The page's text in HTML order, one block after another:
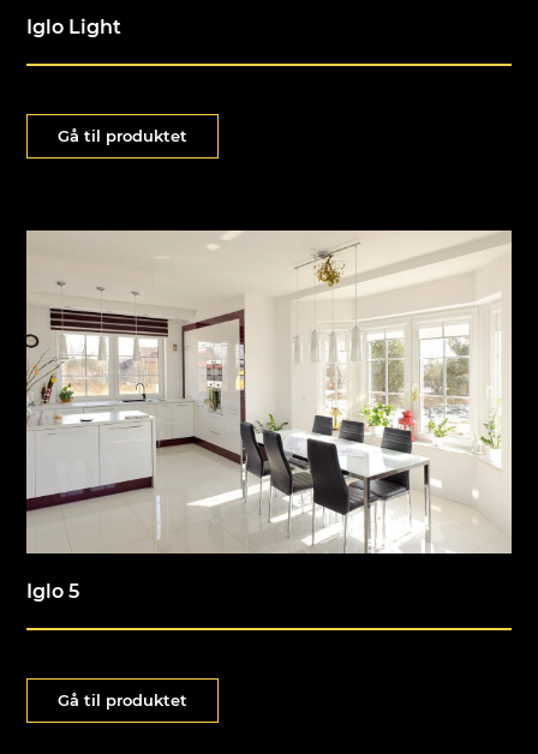
Iglo Light
Gå til produktet
Iglo 5
Gå til produktet